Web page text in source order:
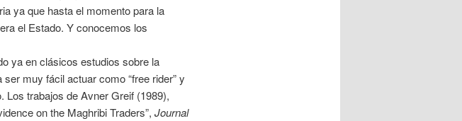
ya que hasta el momento para la
el Estado. Y conocemos los
ya en clásicos estudios sobre la
muy fácil actuar como “free rider” y
Los trabajos de Avner Greif (1989),
on the Maghribi Traders”, Journal